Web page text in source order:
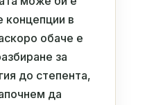
концепции в
обаче е
за
до степента,
да